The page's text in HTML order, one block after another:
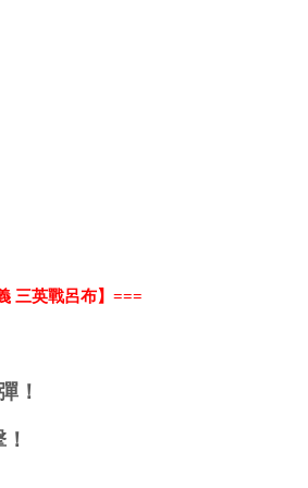
三英戰呂布】 ===
！